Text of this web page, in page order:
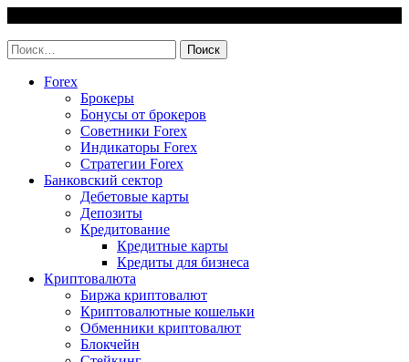
content
Найти:
Forex
Брокеры
Бонусы от брокеров
Советники Forex
Индикаторы Forex
Стратегии Forex
Банковский сектор
Дебетовые карты
Депозиты
Кредитование
Кредитные карты
Кредиты для бизнеса
Криптовалюта
Биржа криптовалют
Криптовалютные кошельки
Обменники криптовалют
Блокчейн